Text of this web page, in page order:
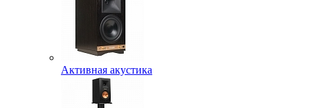
Активная акустика